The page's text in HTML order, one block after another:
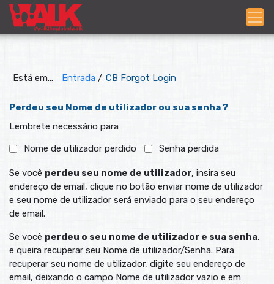
Está em... Entrada / CB Forgot Login
Perdeu seu Nome de utilizador ou sua senha ?
Lembrete necessário para
Nome de utilizador perdido
Senha perdida
Se você perdeu seu nome de utilizador, insira seu
endereço de email, clique no botão enviar nome de utilizador
e seu nome de utilizador será enviado para o seu endereço
de email.
Se você perdeu o seu nome de utilizador e sua senha,
e queira recuperar seu Nome de utilizador/Senha. Para
recuperar seu nome de utilizador, digite seu endereço de
email, deixando o campo Nome de utilizador vazio e em